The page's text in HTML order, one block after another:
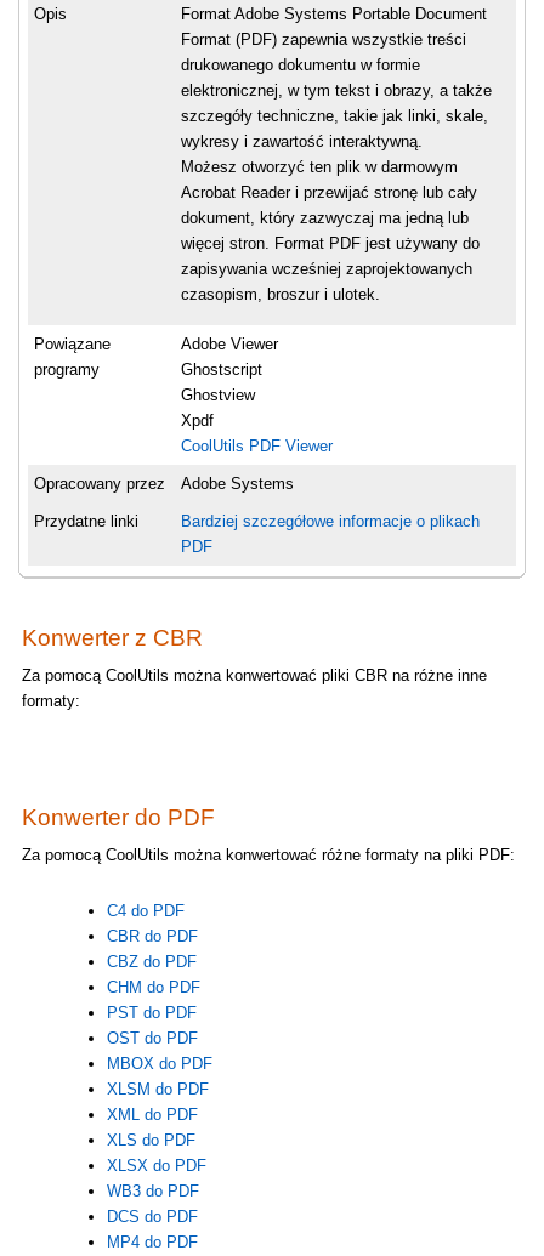
Opis
Format Adobe Systems Portable Document
Format (PDF) zapewnia wszystkie treści
drukowanego dokumentu w formie
elektronicznej, w tym tekst i obrazy, a także
szczegóły techniczne, takie jak linki, skale,
wykresy i zawartość interaktywną.
Możesz otworzyć ten plik w darmowym
Acrobat Reader i przewijać stronę lub cały
dokument, który zazwyczaj ma jedną lub
więcej stron. Format PDF jest używany do
zapisywania wcześniej zaprojektowanych
czasopism, broszur i ulotek.
Powiązane
programy
Adobe Viewer
Ghostscript
Ghostview
Xpdf
CoolUtils PDF Viewer
Opracowany przez Adobe Systems
Przydatne linki
Bardziej szczegółowe informacje o plikach
PDF
Konwerter z CBR
Za pomocą CoolUtils można konwertować pliki CBR na różne inne
formaty:
Konwerter do PDF
Za pomocą CoolUtils można konwertować różne formaty na pliki PDF:
C4 do PDF
CBR do PDF
CBZ do PDF
CHM do PDF
PST do PDF
OST do PDF
MBOX do PDF
XLSM do PDF
XML do PDF
XLS do PDF
XLSX do PDF
WB3 do PDF
DCS do PDF
MP4 do PDF